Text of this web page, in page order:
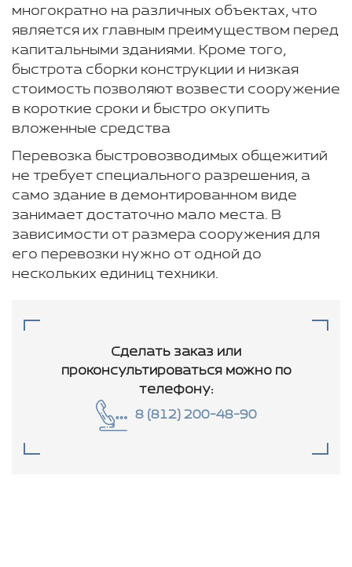
многократно на различных объектах, что
является их главным преимуществом перед
капитальными зданиями. Кроме того,
быстрота сборки конструкции и низкая
стоимость позволяют возвести сооружение
в короткие сроки и быстро окупить
вложенные средства
Перевозка быстровозводимых общежитий
не требует специального разрешения, а
само здание в демонтированном виде
занимает достаточно мало места. В
зависимости от размера сооружения для
его перевозки нужно от одной до
нескольких единиц техники.
Сделать заказ или
проконсультироватьсяможно по
телефону:
8 (812) 200-48-90